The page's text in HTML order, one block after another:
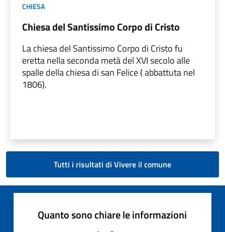
CHIESA
Chiesa del Santissimo Corpo di Cristo
La chiesa del Santissimo Corpo di Cristo fu
eretta nella seconda metà del XVI secolo alle
spalle della chiesa di san Felice ( abbattuta nel
1806).
Tutti i risultati di Vivere il comune
Quanto sono chiare le informazioni